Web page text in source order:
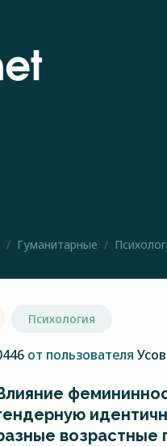
Гуманитарные
Психология
от пользователя
возрастные